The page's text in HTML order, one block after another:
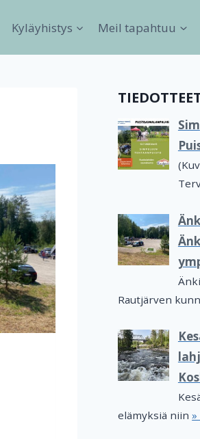
Kyläyhistys Meil tapahtuu
Rautjärven
elämyksiä niin»